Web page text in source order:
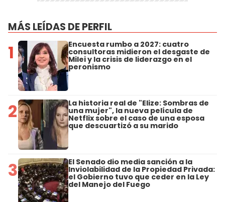
MÁS LEÍDAS DE PERFIL
1 Encuesta rumbo a 2027: cuatro
consultoras midieron el desgaste de
Milei y la crisis de liderazgo en el
peronismo
2 La historia real de "Elize: Sombras de
una mujer", la nueva película de
Netflix sobre el caso de una esposa
que descuartizó a su marido
3 El Senado dio media sanción a la
Inviolabilidad de la Propiedad Privada:
el Gobierno tuvo que ceder en la Ley
del Manejo del Fuego